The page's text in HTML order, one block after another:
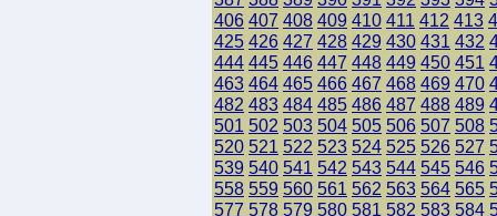
406 407 408 409 410 411 412 413
425 426 427 428 429 430 431 432
444 445 446 447 448 449 450 451
463 464 465 466 467 468 469 470
482 483 484 485 486 487 488 489
501 502 503 504 505 506 507 508
520 521 522 523 524 525 526 527
539 540 541 542 543 544 545 546
558 559 560 561 562 563 564 565
577 578 579 580 581 582 583 584